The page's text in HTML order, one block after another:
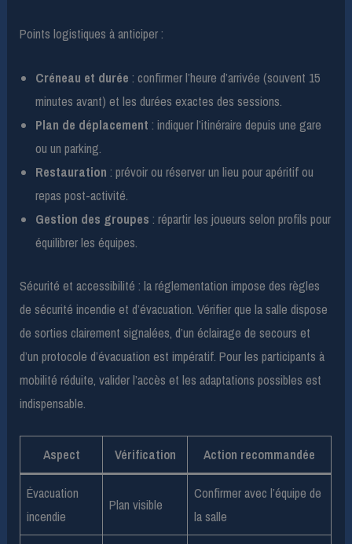
Points logistiques à anticiper :
Créneau et durée : confirmer l’heure d’arrivée (souvent 15
minutes avant) et les durées exactes des sessions.
Plan de déplacement : indiquer l’itinéraire depuis une gare
ou un parking.
Restauration : prévoir ou réserver un lieu pour apéritif ou
repas post-activité.
Gestion des groupes : répartir les joueurs selon profils pour
équilibrer les équipes.
Sécurité et accessibilité : la réglementation impose des règles
de sécurité incendie et d’évacuation. Vérifier que la salle dispose
de sorties clairement signalées, d’un éclairage de secours et
d’un protocole d’évacuation est impératif. Pour les participants à
mobilité réduite, valider l’accès et les adaptations possibles est
indispensable.
Aspect Vérification Action recommandée
Évacuation
incendie
Plan visible
Confirmer avec l’équipe de
la salle